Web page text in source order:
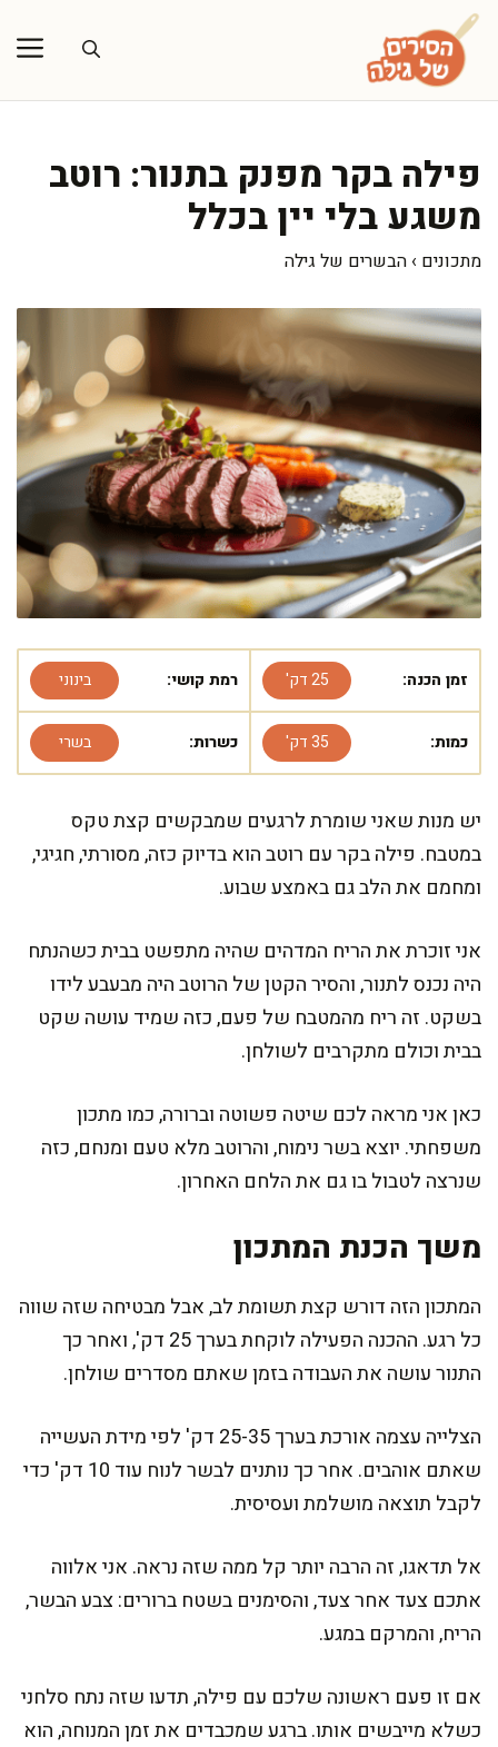
לדלג
לתוכן
פילה בקר מפנק בתנור: רוטב
משגע בלי יין בכלל
מתכונים › הבשרים של גילה
זמן הכנה: 25 דק' רמת קושי: בינוני
כמות: 35 דק' כשרות: בשרי
יש מנות שאני שומרת לרגעים שמבקשים קצת טקס
במטבח. פילה בקר עם רוטב הוא בדיוק כזה, מסורתי, חגיגי,
ומחמם את הלב גם באמצע שבוע.
אני זוכרת את הריח המדהים שהיה מתפשט בבית כשהנתח
היה נכנס לתנור, והסיר הקטן של הרוטב היה מבעבע לידו
בשקט. זה ריח מהמטבח של פעם, כזה שמיד עושה שקט
בבית וכולם מתקרבים לשולחן.
כאן אני מראה לכם שיטה פשוטה וברורה, כמו מתכון
משפחתי. יוצא בשר נימוח, והרוטב מלא טעם ומנחם, כזה
שנרצה לטבול בו גם את הלחם האחרון.
משך הכנת המתכון
המתכון הזה דורש קצת תשומת לב, אבל מבטיחה שזה שווה
כל רגע. ההכנה הפעילה לוקחת בערך 25 דק', ואחר כך
התנור עושה את העבודה בזמן שאתם מסדרים שולחן.
הצלייה עצמה אורכת בערך 25-35 דק' לפי מידת העשייה
שאתם אוהבים. אחר כך נותנים לבשר לנוח עוד 10 דק' כדי
לקבל תוצאה מושלמת ועסיסית.
אל תדאגו, זה הרבה יותר קל ממה שזה נראה. אני אלווה
אתכם צעד אחר צעד, והסימנים בשטח ברורים: צבע הבשר,
הריח, והמרקם במגע.
אם זו פעם ראשונה שלכם עם פילה, תדעו שזה נתח סלחני
כשלא מייבשים אותו. ברגע שמכבדים את זמן המנוחה, הוא